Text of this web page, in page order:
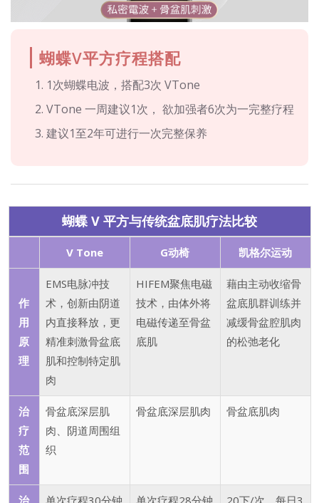
蝴蝶V平方疗程搭配
1次蝴蝶电波，搭配3次 VTone
VTone 一周建议1次， 欲加强者6次为一完整疗程
建议1至2年可进行一次完整保养
蝴蝶 V 平方与传统盆底肌疗法比较
V Tone G动椅 凯格尔运动
作
用
原
理
EMS电脉冲技
术，创新由阴道
内直接释放，更
精准刺激骨盆底
肌和控制特定肌
肉
HIFEM聚焦电磁
技术，由体外将
电磁传递至骨盆
底肌
藉由主动收缩骨
盆底肌群训练并
减缓骨盆腔肌肉
的松弛老化
治
疗
范
围
骨盆底深层肌
肉、阴道周围组
织
骨盆底深层肌肉 骨盆底肌肉
治 单次疗程30分钟 单次疗程28分钟 20下/次，每日3